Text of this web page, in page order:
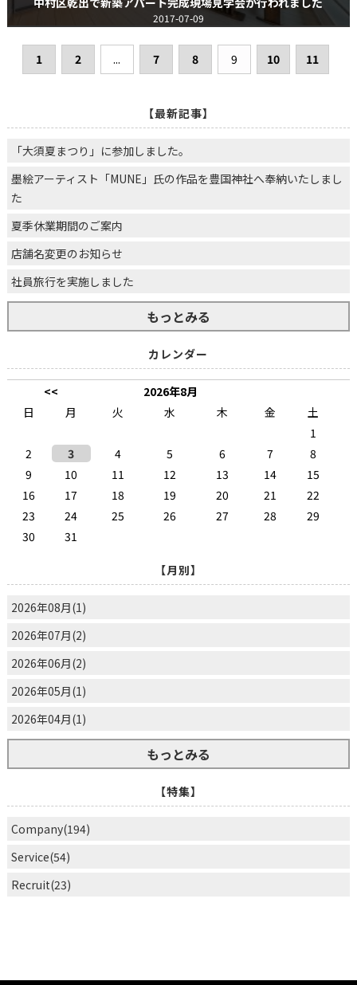
2017-07-09
1 2 ... 7 8 9 10 11
【最新記事】
「大須夏まつり」に参加しました。
墨絵アーティスト「MUNE」氏の作品を豊国神社へ奉納いたしまし
た
夏季休業期間のご案内
店舗名変更のお知らせ
社員旅行を実施しました
もっとみる
カレンダー
<<
2026年8月
日
月 火 水 木 金
土
1
2
3 4 5 6 7
8
9
10 11 12 13 14
15
16
17 18 19 20 21
22
23
24 25 26 27 28
29
30
31
【月別】
2026年08月(1)
2026年07月(2)
2026年06月(2)
2026年05月(1)
2026年04月(1)
もっとみる
【特集】
Company(194)
Service(54)
Recruit(23)